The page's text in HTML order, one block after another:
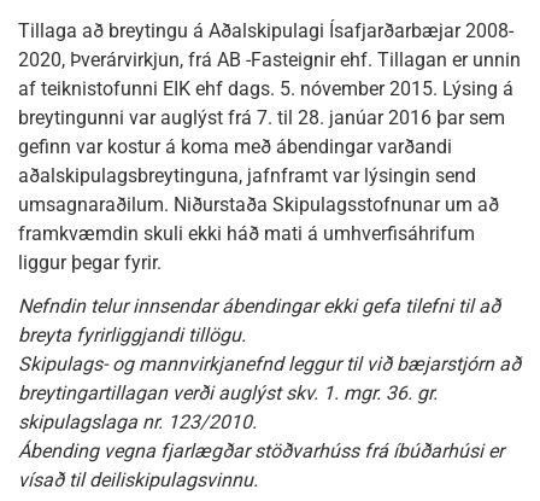
Tillaga að breytingu á Aðalskipulagi Ísafjarðarbæjar 2008-
2020, Þverárvirkjun, frá AB -Fasteignir ehf. Tillagan er unnin
af teiknistofunni EIK ehf dags. 5. nóvember 2015. Lýsing á
breytingunni var auglýst frá 7. til 28. janúar 2016 þar sem
gefinn var kostur á koma með ábendingar varðandi
aðalskipulagsbreytinguna, jafnframt var lýsingin send
umsagnaraðilum. Niðurstaða Skipulagsstofnunar um að
framkvæmdin skuli ekki háð mati á umhverfisáhrifum
liggur þegar fyrir.
Nefndin telur innsendar ábendingar ekki gefa tilefni til að
breyta fyrirliggjandi tillögu.
Skipulags- og mannvirkjanefnd leggur til við bæjarstjórn að
breytingartillagan verði auglýst skv. 1. mgr. 36. gr.
skipulagslaga nr. 123/2010.
Ábending vegna fjarlægðar stöðvarhúss frá íbúðarhúsi er
vísað til deiliskipulagsvinnu.